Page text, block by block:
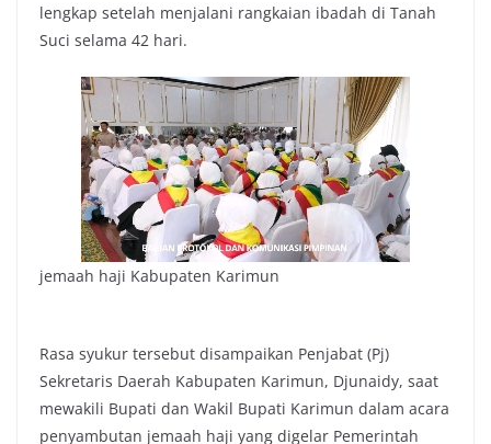
lengkap setelah menjalani rangkaian ibadah di Tanah
Suci selama 42 hari.
jemaah haji Kabupaten Karimun
Rasa syukur tersebut disampaikan Penjabat (Pj)
Sekretaris Daerah Kabupaten Karimun, Djunaidy, saat
mewakili Bupati dan Wakil Bupati Karimun dalam acara
penyambutan jemaah haji yang digelar Pemerintah